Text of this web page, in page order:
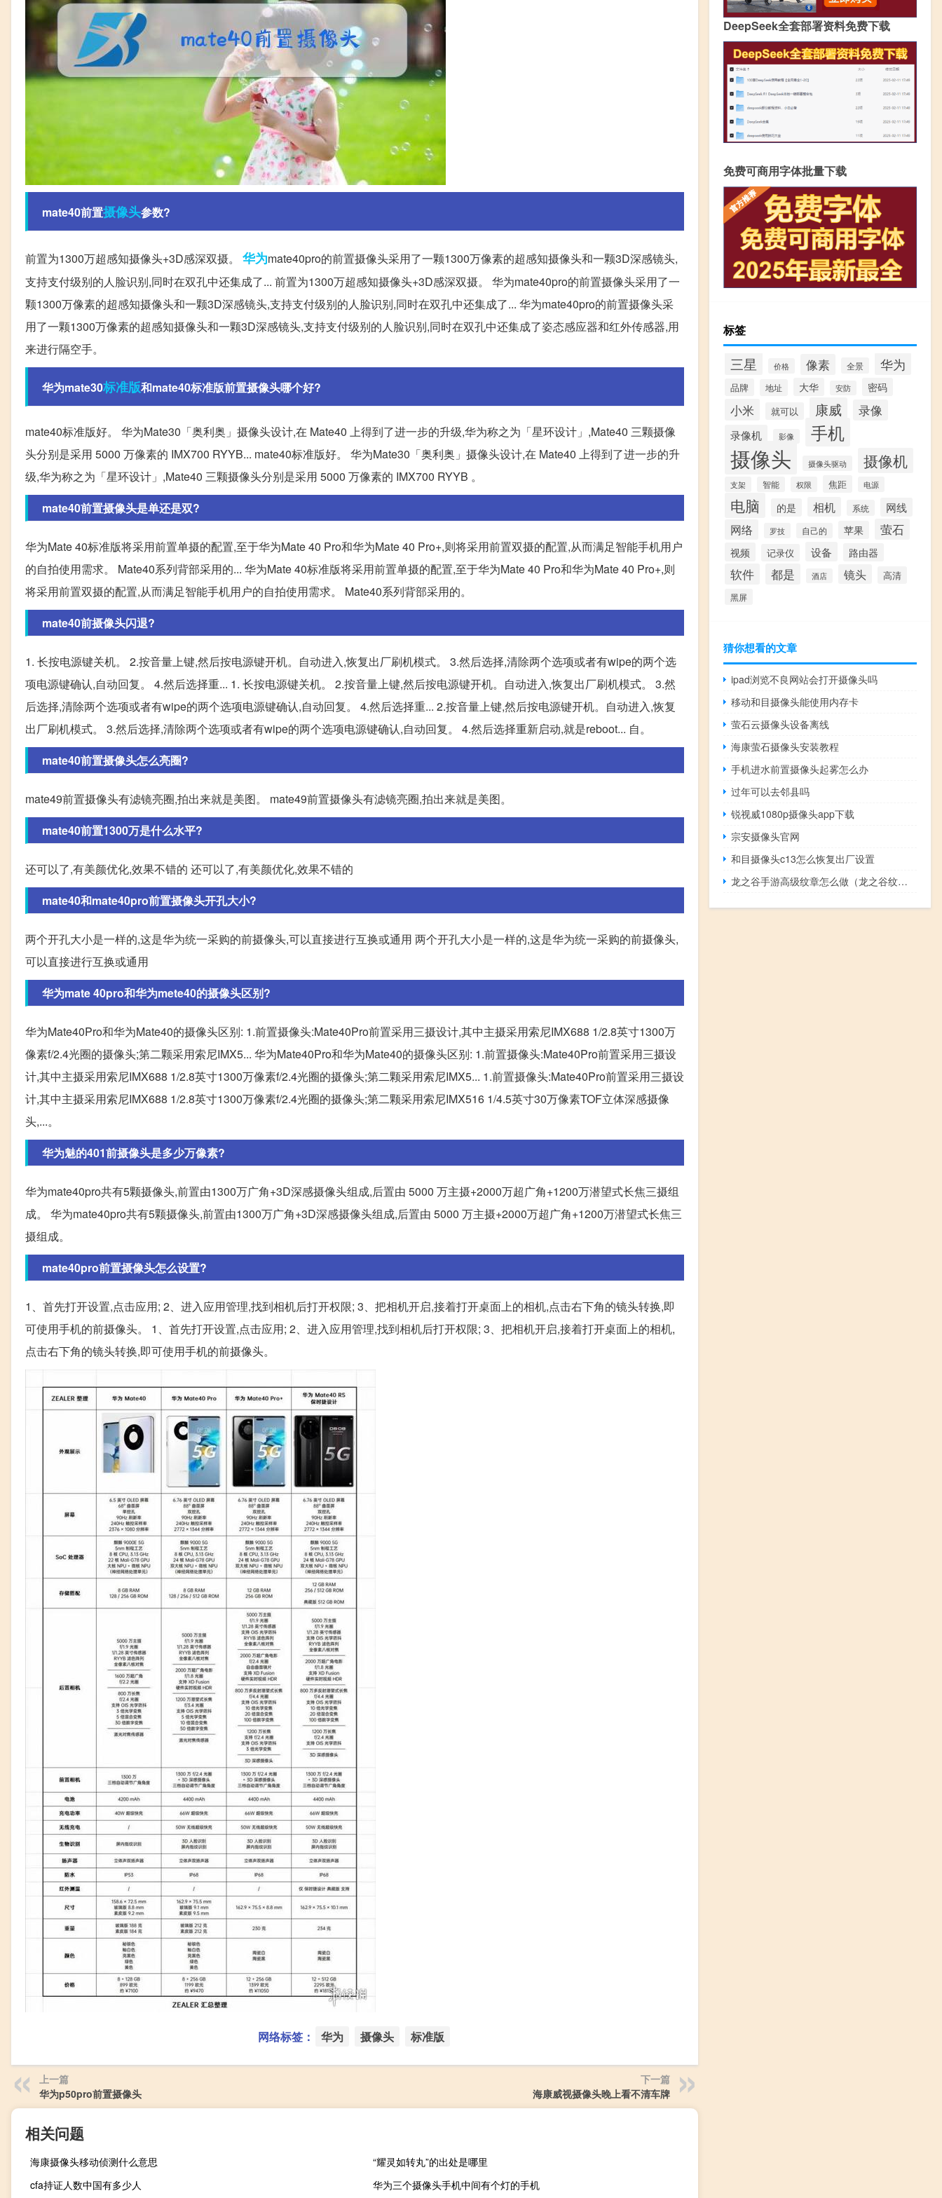
mate40前置摄像头参数?
前置为1300万超感知摄像头+3D感深双摄。 华为mate40pro的前置摄像头采用了一颗1300万像素的超感知摄像头和一颗3D深感镜头,
支持支付级别的人脸识别,同时在双孔中还集成了... 前置为1300万超感知摄像头+3D感深双摄。 华为mate40pro的前置摄像头采用了一
颗1300万像素的超感知摄像头和一颗3D深感镜头,支持支付级别的人脸识别,同时在双孔中还集成了... 华为mate40pro的前置摄像头采
用了一颗1300万像素的超感知摄像头和一颗3D深感镜头,支持支付级别的人脸识别,同时在双孔中还集成了姿态感应器和红外传感器,用
来进行隔空手。
华为mate30标准版和mate40标准版前置摄像头哪个好?
mate40标准版好。 华为Mate30「奥利奥」摄像头设计,在 Mate40 上得到了进一步的升级,华为称之为「星环设计」,Mate40 三颗摄像
头分别是采用 5000 万像素的 IMX700 RYYB... mate40标准版好。 华为Mate30「奥利奥」摄像头设计,在 Mate40 上得到了进一步的升
级,华为称之为「星环设计」,Mate40 三颗摄像头分别是采用 5000 万像素的 IMX700 RYYB 。
mate40前置摄像头是单还是双?
华为Mate 40标准版将采用前置单摄的配置,至于华为Mate 40 Pro和华为Mate 40 Pro+,则将采用前置双摄的配置,从而满足智能手机用户
的自拍使用需求。 Mate40系列背部采用的... 华为Mate 40标准版将采用前置单摄的配置,至于华为Mate 40 Pro和华为Mate 40 Pro+,则
将采用前置双摄的配置,从而满足智能手机用户的自拍使用需求。 Mate40系列背部采用的。
mate40前摄像头闪退?
1. 长按电源键关机。 2.按音量上键,然后按电源键开机。自动进入,恢复出厂刷机模式。 3.然后选择,清除两个选项或者有wipe的两个选
项电源键确认,自动回复。 4.然后选择重... 1. 长按电源键关机。 2.按音量上键,然后按电源键开机。自动进入,恢复出厂刷机模式。 3.然
后选择,清除两个选项或者有wipe的两个选项电源键确认,自动回复。 4.然后选择重... 2.按音量上键,然后按电源键开机。自动进入,恢复
出厂刷机模式。 3.然后选择,清除两个选项或者有wipe的两个选项电源键确认,自动回复。 4.然后选择重新启动,就是reboot... 自。
mate40前置摄像头怎么亮圈?
mate49前置摄像头有滤镜亮圈,拍出来就是美图。 mate49前置摄像头有滤镜亮圈,拍出来就是美图。
mate40前置1300万是什么水平?
还可以了,有美颜优化,效果不错的 还可以了,有美颜优化,效果不错的
mate40和mate40pro前置摄像头开孔大小?
两个开孔大小是一样的,这是华为统一采购的前摄像头,可以直接进行互换或通用 两个开孔大小是一样的,这是华为统一采购的前摄像头,
可以直接进行互换或通用
华为mate 40pro和华为mete40的摄像头区别?
华为Mate40Pro和华为Mate40的摄像头区别: 1.前置摄像头:Mate40Pro前置采用三摄设计,其中主摄采用索尼IMX688 1/2.8英寸1300万
像素f/2.4光圈的摄像头;第二颗采用索尼IMX5... 华为Mate40Pro和华为Mate40的摄像头区别: 1.前置摄像头:Mate40Pro前置采用三摄设
计,其中主摄采用索尼IMX688 1/2.8英寸1300万像素f/2.4光圈的摄像头;第二颗采用索尼IMX5... 1.前置摄像头:Mate40Pro前置采用三摄设
计,其中主摄采用索尼IMX688 1/2.8英寸1300万像素f/2.4光圈的摄像头;第二颗采用索尼IMX516 1/4.5英寸30万像素TOF立体深感摄像
头,...。
华为魅的401前摄像头是多少万像素?
华为mate40pro共有5颗摄像头,前置由1300万广角+3D深感摄像头组成,后置由 5000 万主摄+2000万超广角+1200万潜望式长焦三摄组
成。 华为mate40pro共有5颗摄像头,前置由1300万广角+3D深感摄像头组成,后置由 5000 万主摄+2000万超广角+1200万潜望式长焦三
摄组成。
mate40pro前置摄像头怎么设置?
1、首先打开设置,点击应用; 2、进入应用管理,找到相机后打开权限; 3、把相机开启,接着打开桌面上的相机,点击右下角的镜头转换,即
可使用手机的前摄像头。 1、首先打开设置,点击应用; 2、进入应用管理,找到相机后打开权限; 3、把相机开启,接着打开桌面上的相机,
点击右下角的镜头转换,即可使用手机的前摄像头。
网络标签： 华为 摄像头 标准版
上一篇
华为p50pro前置摄像头
下一篇
海康威视摄像头晚上看不清车牌
相关问题
海康摄像头移动侦测什么意思
“耀灵如转丸”的出处是哪里
cfa持证人数中国有多少人
华为三个摄像头手机中间有个灯的手机
DeepSeek全套部署资料免费下载
免费可商用字体批量下载
标签
三星 价格 像素 全景 华为
品牌 地址 大华 安防 密码
小米 就可以 康威 录像
录像机 影像 手机
摄像头 摄像头驱动 摄像机
支架 智能 权限 焦距 电源
电脑 的是 相机 系统 网线
网络 罗技 自己的 苹果 萤石
视频 记录仪 设备 路由器
软件 都是 酒店 镜头 高清
黑屏
猜你想看的文章
ipad浏览不良网站会打开摄像头吗
移动和目摄像头能使用内存卡
萤石云摄像头设备离线
海康萤石摄像头安装教程
手机进水前置摄像头起雾怎么办
过年可以去邻县吗
锐视威1080p摄像头app下载
宗安摄像头官网
和目摄像头c13怎么恢复出厂设置
龙之谷手游高级纹章怎么做（龙之谷纹章怎么制作）